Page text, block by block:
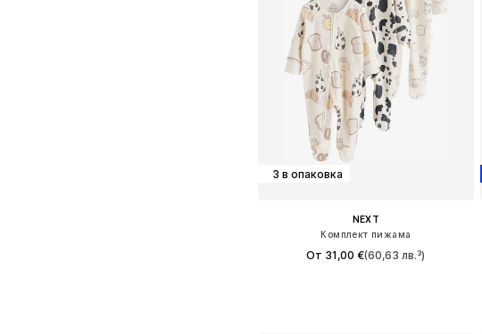
3 в опаковка
NEXT
Комплект пижама
От 31,00 €(60,63 лв.³)